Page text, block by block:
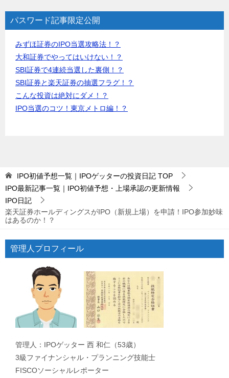
パスワード記事限定公開
みずほ証券のIPO当選攻略法！？
大和証券でやってはいけない！？
SBI証券で4連続当選した裏側！？
SBI証券と楽天証券の抽選フラグ！？
こんな投資は絶対にダメ！？
IPO当選のコツ！東京メトロ編！？
IPO初値予想一覧｜IPOゲッターの投資日記 TOP
IPO最新記事一覧｜IPO初値予想・上場承認の更新情報
IPO日記
楽天証券ホールディングスがIPO（新規上場）を申請！IPO参加妙味
はあるのか！？
管理人プロフィール
管理人：IPOゲッター 西 和仁（53歳）
3級ファイナンシャル・プランニング技能士
FISCOソーシャルレポーター